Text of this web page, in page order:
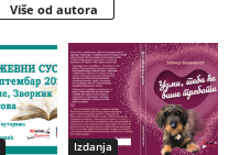
Više od autora
Izdanja